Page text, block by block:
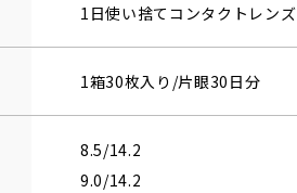
1日使い捨てコンタクトレンズ
1箱30枚入り/片眼30日分
8.5/14.2
9.0/14.2